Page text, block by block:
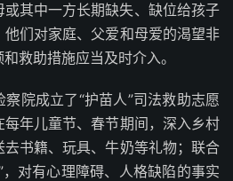
其中一方长期缺失、缺位给孩子
们对家庭、父爱和母爱的渴望非
救助措施应当及时介入。
院成立了“护苗人”司法救助志愿
年儿童节、春节期间，深入乡村
书籍、玩具、牛奶等礼物；联合
对有心理障碍、人格缺陷的事实